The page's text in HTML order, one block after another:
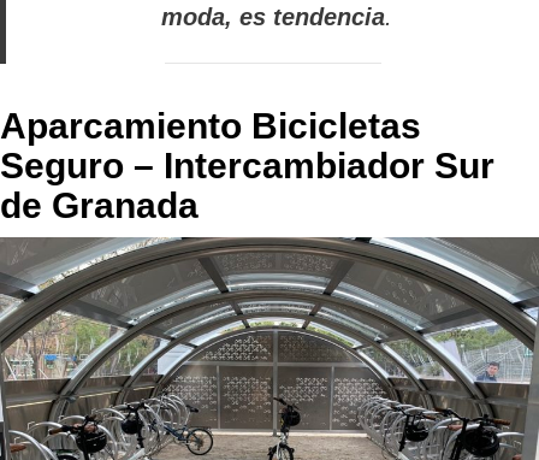
moda, es tendencia.
Aparcamiento Bicicletas
Seguro – Intercambiador Sur
de Granada